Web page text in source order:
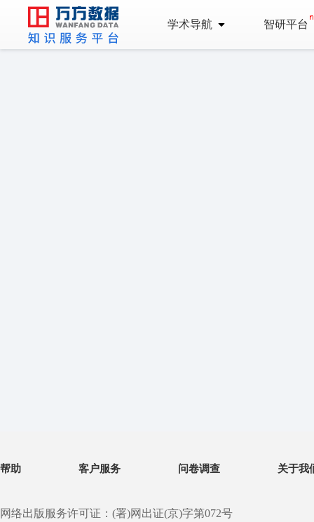
学术导航 智研平台
帮助 客户服务 问卷调查 关于我
网络出版服务许可证：(署)网出证(京)字第072号